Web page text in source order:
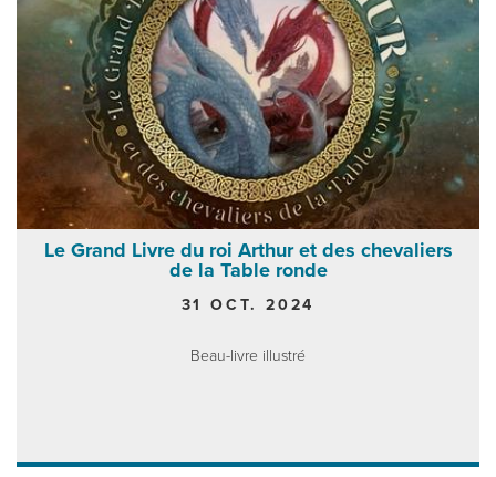
Le Grand Livre du roi Arthur et des chevaliers
de la Table ronde
31 OCT. 2024
Beau-livre illustré